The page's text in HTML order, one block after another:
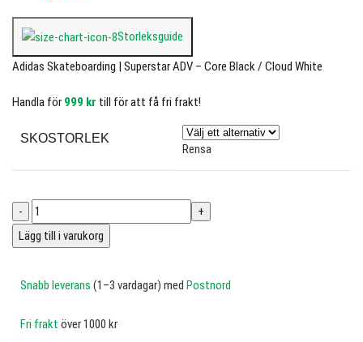
Storleksguide
Adidas Skateboarding | Superstar ADV – Core Black / Cloud White
Handla för 999 kr till för att få fri frakt!
SKOSTORLEK
Rensa
Lägg till i varukorg
Snabb leverans (1–3 vardagar) med Postnord
Fri frakt över 1000 kr